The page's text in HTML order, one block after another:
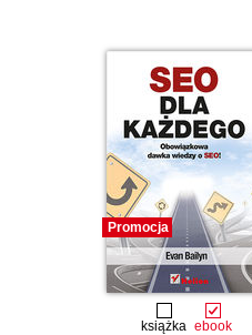
Promocja
książka ebook